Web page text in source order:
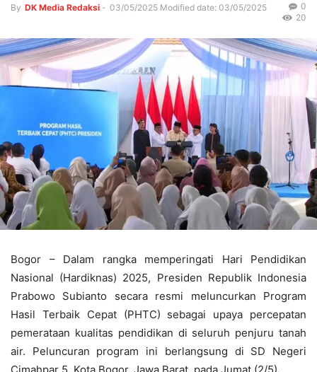
By DK Media Redaksi - 03/05/2025 Modified date: 03/05/2025
0
20
Bogor – Dalam rangka memperingati Hari Pendidikan
Nasional (Hardiknas) 2025, Presiden Republik Indonesia
Prabowo Subianto secara resmi meluncurkan Program
Hasil Terbaik Cepat (PHTC) sebagai upaya percepatan
pemerataan kualitas pendidikan di seluruh penjuru tanah
air. Peluncuran program ini berlangsung di SD Negeri